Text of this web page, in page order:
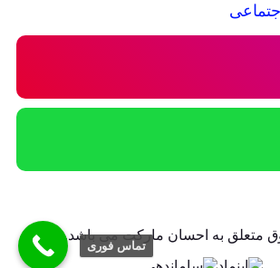
متعلق به احسان مارکت می باشد.
تماس فوری